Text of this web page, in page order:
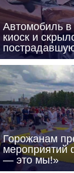
Автомобиль
киоск и
Горожанам
мероприятий
— это мы!»